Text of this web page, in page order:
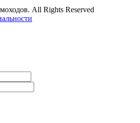
All Rights Reserved